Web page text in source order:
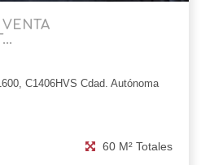
VENTA
C1406HVS Cdad. Autónoma
60 M² Totales